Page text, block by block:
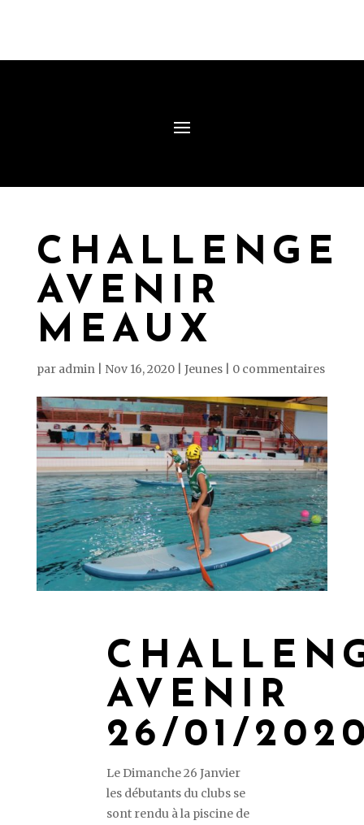
CHALLENGE
AVENIR
MEAUX
par admin| Nov 16, 2020| Jeunes| 0 commentaires
AVENIR
26/01/
Le Dimanche 26 Janvier
les débutants du clubs se
sont rendu à la piscine de